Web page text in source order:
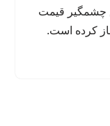
چشمگیر قیمت